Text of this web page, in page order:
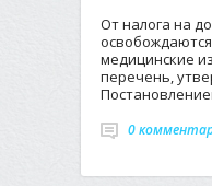
От налога на
медицинские
перечень,
0